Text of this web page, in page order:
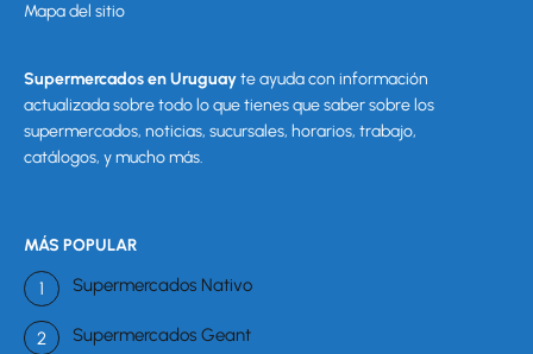
Mapa del sitio
Supermercados en Uruguayte ayuda con información
actualizada sobre todo lo que tienes que saber sobre los
supermercados, noticias, sucursales, horarios, trabajo,
catálogos, y mucho más.
MÁS POPULAR
Supermercados Nativo
Supermercados Geant